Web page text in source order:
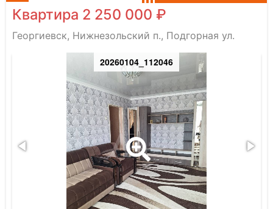
Квартира 2 250 000 ₽
Георгиевск, Нижнезольский п., Подгорная ул.
20260104_112046